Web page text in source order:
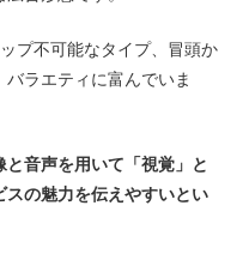
プ不可能なタイプ、冒頭か
ラエティに富んでいま
音声を用いて「視覚」と
スの魅力を伝えやすいとい